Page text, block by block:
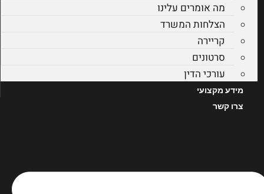
מה אומרים עלינו
הצלחות המשרד
קריירה
סרטונים
עורכי הדין
מידע מקצועי
צרו קשר